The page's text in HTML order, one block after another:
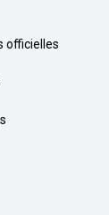
officielles